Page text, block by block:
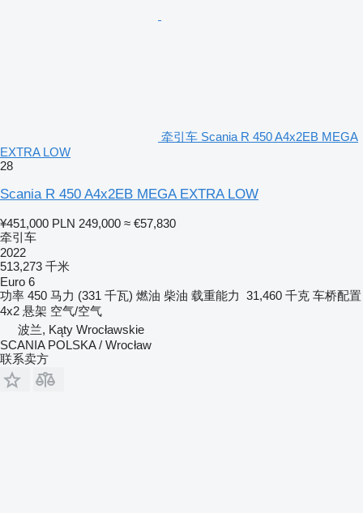
牵引车 Scania R 450 A4x2EB MEGA
EXTRA LOW
28
Scania R 450 A4x2EB MEGA EXTRA LOW
¥451,000 PLN 249,000 ≈ €57,830
牵引车
2022
513,273 千米
Euro 6
功率 450 马力 (331 千瓦) 燃油 柴油 载重能力 31,460 千克 车桥配置
4x2 悬架 空气/空气
波兰, Kąty Wrocławskie
SCANIA POLSKA / Wrocław
联系卖方